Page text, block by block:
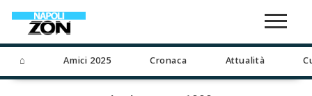
⌂ Amici 2025 Cronaca Attualità